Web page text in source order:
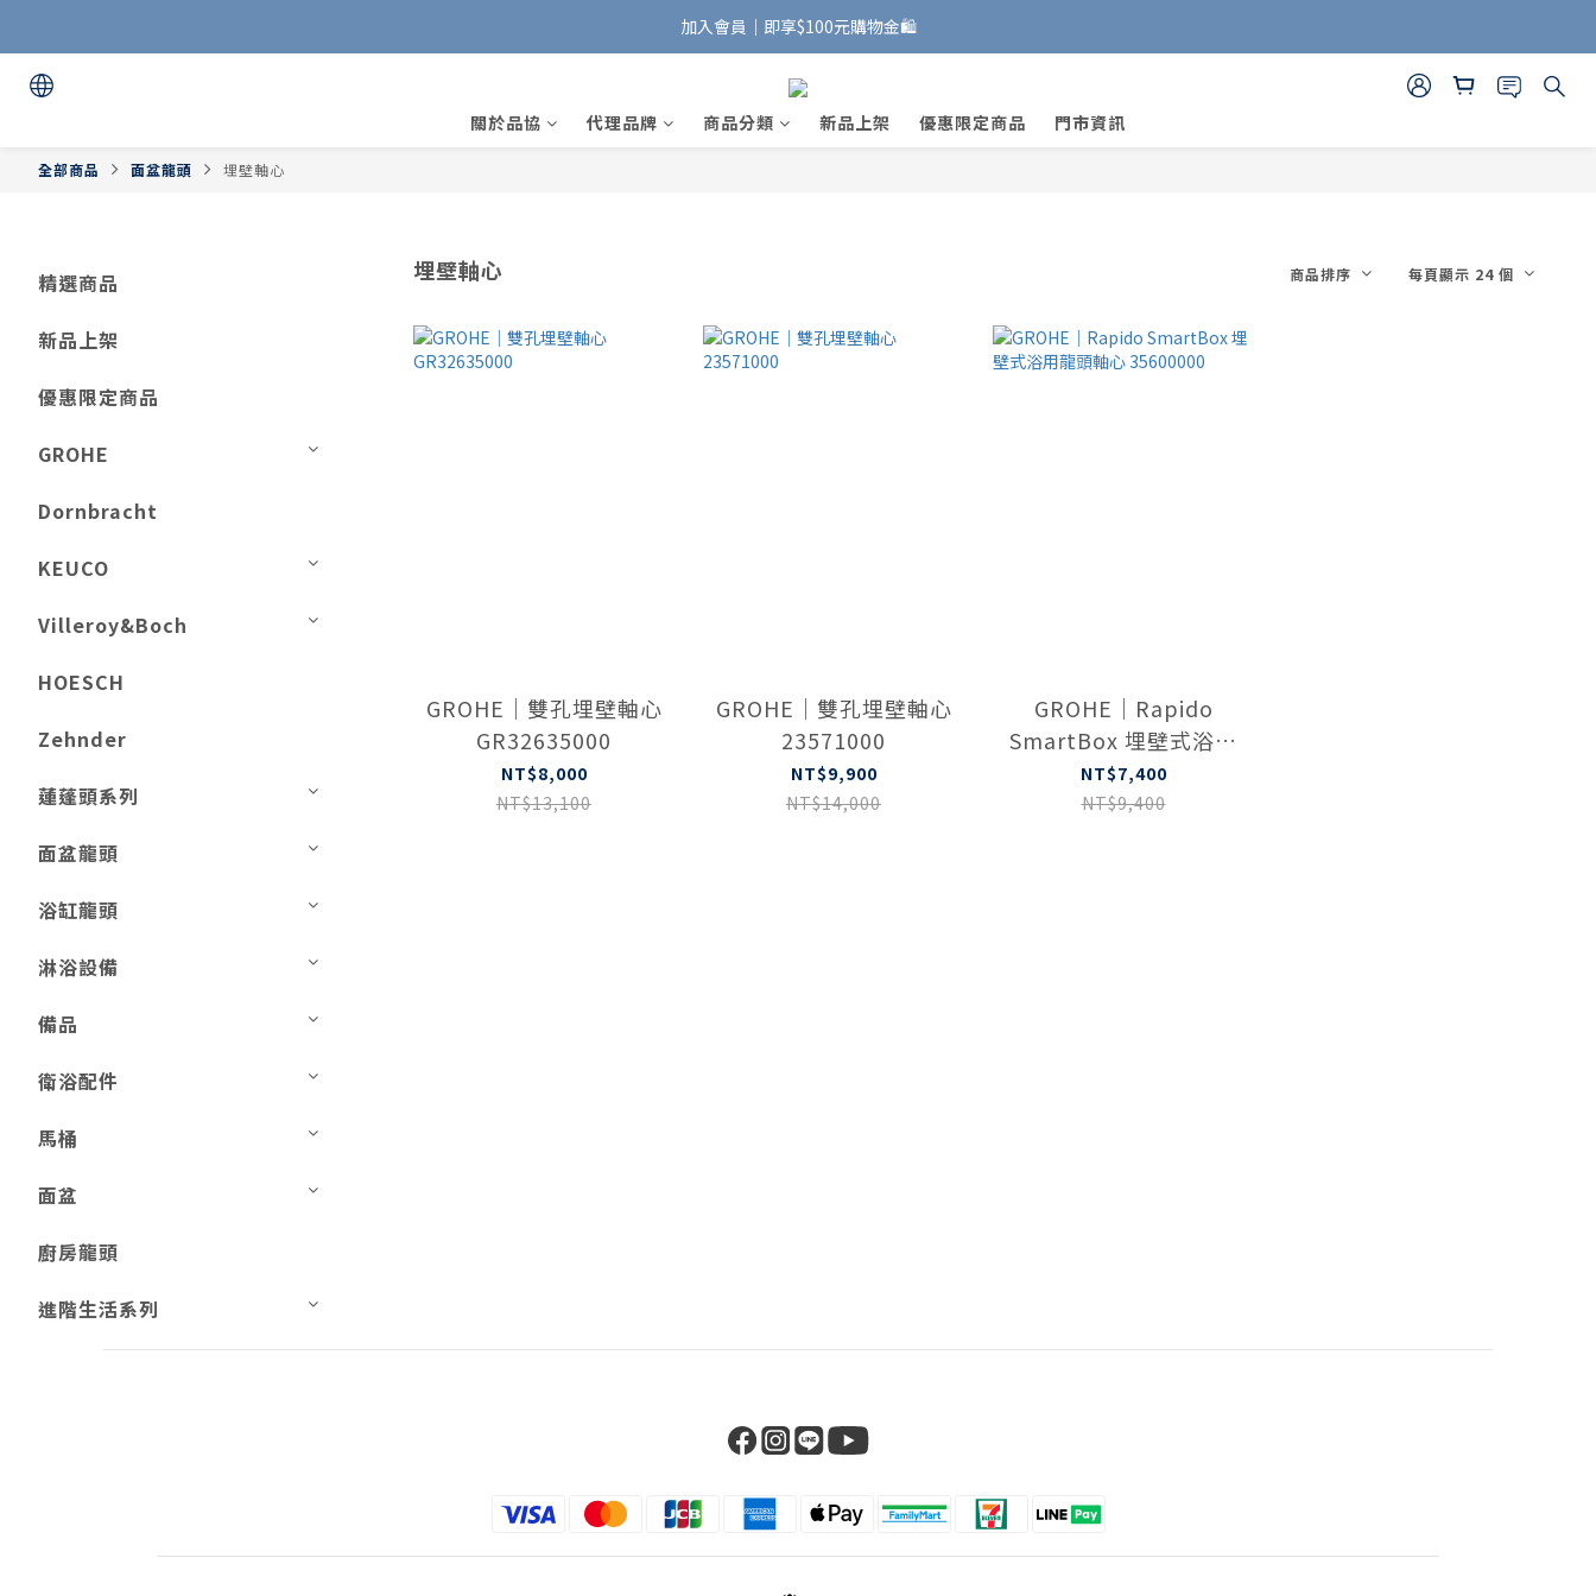
加入會員｜即享$100元購物金🛍️
加入會員｜即享$100元購物金🛍️
安裝維修服務｜Line ID @885wywfl
好友募集中｜官方Line ID @746aztjp
關於品協 代理品牌 商品分類 新品上架 優惠限定商品 門市資訊
全部商品 面盆龍頭 埋壁軸心
精選商品
新品上架
優惠限定商品
GROHE
Dornbracht
KEUCO
Villeroy&Boch
HOESCH
Zehnder
蓮蓬頭系列
面盆龍頭
浴缸龍頭
淋浴設備
備品
衛浴配件
馬桶
面盆
廚房龍頭
進階生活系列
埋壁軸心 商品排序 每頁顯示 24 個
GROHE｜雙孔埋壁軸心
GR32635000
NT$8,000
NT$13,100
GROHE｜雙孔埋壁軸心
23571000
NT$9,900
NT$14,000
GROHE｜Rapido
SmartBox 埋壁式浴用
龍頭軸心 35600000
NT$7,400
NT$9,400